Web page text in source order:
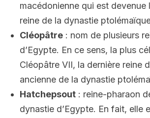
macédonienne qui est devenue
reine de la dynastie
Cléopâtre : nom de plusieurs
d’Egypte. En ce sens, la plus
Cléopâtre VII, la dernière reine
ancienne de la dynastie
Hatchepsout : reine-pharaon
dynastie d’Egypte. En fait, elle